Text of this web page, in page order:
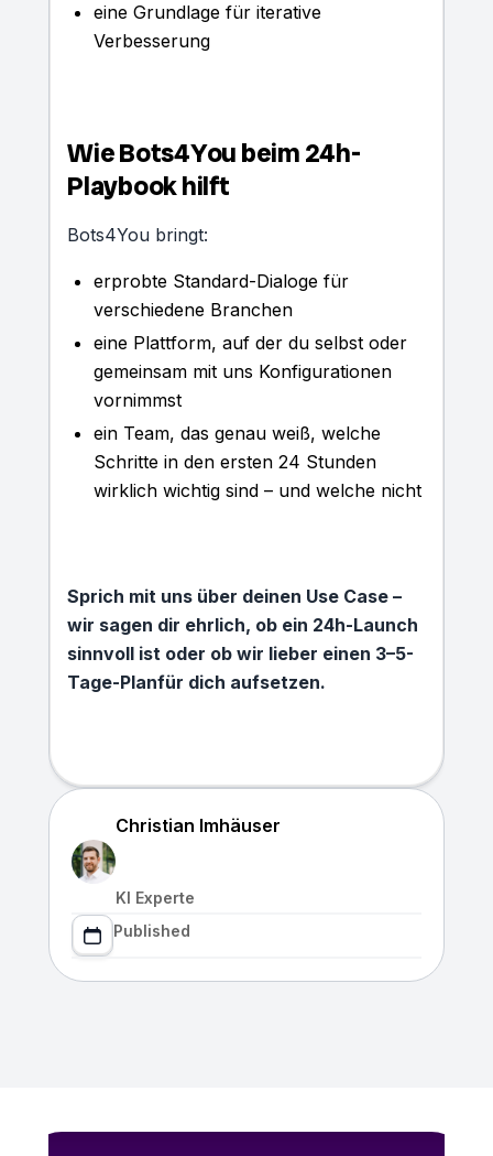
eine Grundlage für iterative
Verbesserung
Wie Bots4You beim 24h-
Playbook hilft
Bots4You bringt:
erprobte Standard-Dialoge für
verschiedene Branchen
eine Plattform, auf der du selbst oder
gemeinsam mit uns Konfigurationen
vornimmst
ein Team, das genau weiß, welche
Schritte in den ersten 24 Stunden
wirklich wichtig sind – und welche nicht
Sprich mit uns über deinen Use Case –
wir sagen dir ehrlich, ob ein 24h-Launch
sinnvoll ist oder ob wir lieber einen 3–5-
Tage-Planfür dich aufsetzen.
Christian Imhäuser
KI Experte
Published